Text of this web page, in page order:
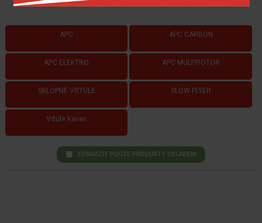
APC APC CARBON
APC ELEKTRO APC MULTIROTOR
SKLOPNÉ VRTULE SLOW FLYER
Vrtule Kavan
ZOBRAZIT POUZE PRODUKTY SKLADEM